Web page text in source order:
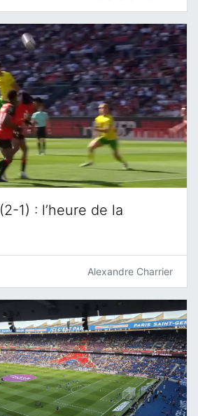
1) : l’heure de la
Alexandre Charrier